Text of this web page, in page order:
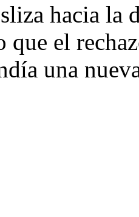
hacia
que el
una